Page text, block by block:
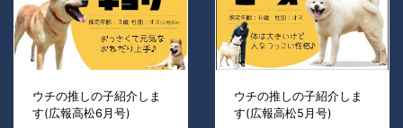
ウチの推しの子紹介しま
す(広報高松6月号)
ウチの推しの子紹介しま
す(広報高松5月号)